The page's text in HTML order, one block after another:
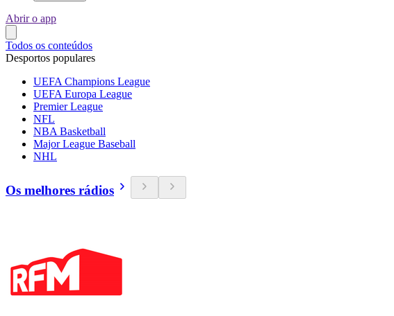
Abrir o app
Todos os conteúdos
Desportos populares
UEFA Champions League
UEFA Europa League
Premier League
NFL
NBA Basketball
Major League Baseball
NHL
Os melhores rádios